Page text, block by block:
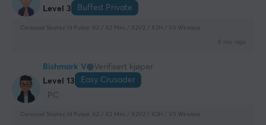
Level 3
Buffed Private
Corepad Skatez til Pulsar X2 / X2 Mini / X2V2 / X2H / V3 Wireless
6 mo. ago
Bishmark V
Verifisert kjøper
Level 13
Easy Crusader
PC
Corepad Skatez til Pulsar X2 / X2 Mini / X2V2 / X2H / V3 Wireless